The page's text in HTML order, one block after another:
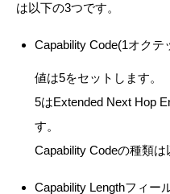
は以下の3つです。
Capability Code(1オクテ
値は5をセットします。
5はExtended Next Hop
す。
Capability Codeの種類は
Capability Lengthフィー